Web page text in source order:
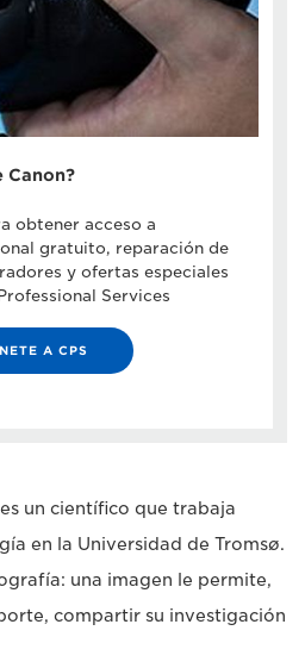
Canon?
obtener acceso a
gratuito, reparación de
y ofertas especiales
Services
A CPS
un científico que trabaja
en la Universidad de Tromsø.
una imagen le permite,
compartir su investigación